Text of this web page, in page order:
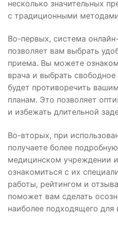
несколько значительных
с традиционными
Во-первых, система
позволяет вам выбрать
приема. Вы можете
врача и выбрать
будет противоречить
планам. Это позволяет
и избежать длительной
Во-вторых, при
получаете более
медицинском учреждении
ознакомиться с их
работы, рейтингом и
поможет вам сделать
наиболее подходящего для